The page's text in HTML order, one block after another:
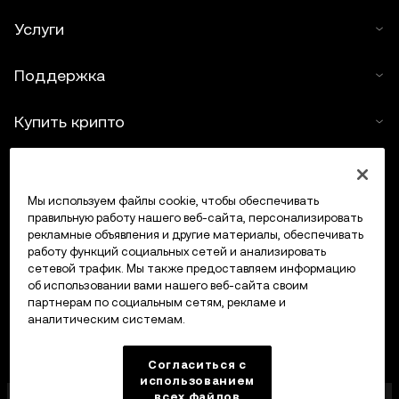
Услуги
Поддержка
Купить крипто
Трейдинг
Мы используем файлы cookie, чтобы обеспечивать
правильную работу нашего веб-сайта, персонализировать
рекламные объявления и другие материалы, обеспечивать
работу функций социальных сетей и анализировать
сетевой трафик. Мы также предоставляем информацию
об использовании вами нашего веб-сайта своим
партнерам по социальным сетям, рекламе и
аналитическим системам.
Согласиться с
использованием